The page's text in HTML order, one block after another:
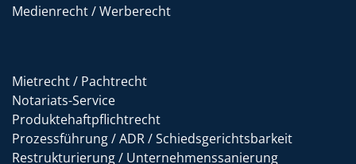
Medienrecht / Werberecht
Mietrecht / Pachtrecht
Notariats-Service
Produktehaftpflichtrecht
Prozessführung / ADR / Schiedsgerichtsbarkeit
Restrukturierung / Unternehmenssanierung